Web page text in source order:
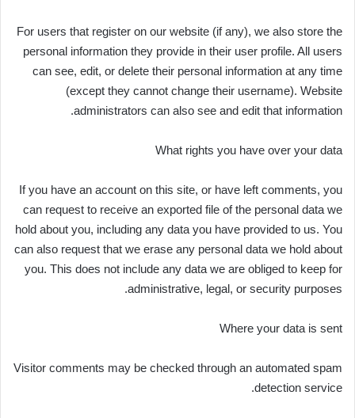
For users that register on our website (if any), we also store the
personal information they provide in their user profile. All users
can see, edit, or delete their personal information at any time
(except they cannot change their username). Website
administrators can also see and edit that information.
What rights you have over your data
If you have an account on this site, or have left comments, you
can request to receive an exported file of the personal data we
hold about you, including any data you have provided to us. You
can also request that we erase any personal data we hold about
you. This does not include any data we are obliged to keep for
administrative, legal, or security purposes.
Where your data is sent
Visitor comments may be checked through an automated spam
detection service.